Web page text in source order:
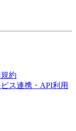
約
ス連携・API利用